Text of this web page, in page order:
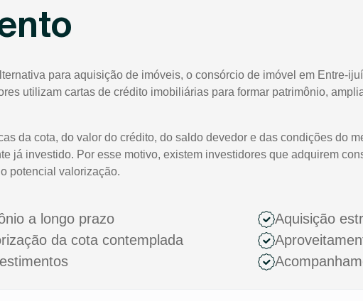
para aquisição de imóveis, o consórcio de imóvel em Entre-
utilizam cartas de crédito imobiliárias para formar patrimônio,
da cota, do valor do crédito, do saldo devedor e das condições do
já investido. Por esse motivo, existem investidores que adquirem
potencial valorização.
a longo prazo
da cota contemplada
Aquisição